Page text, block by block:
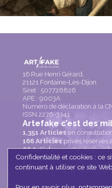
Footer
16 Rue Henri Gérard,
21121 Fontaine-Les-Dijon
Siret : 507726826
APE : 9003A
Numéro de déclaration à la
ISSN 2276-3341
Artefake c’est des
1,351 Articles en
166 Articles privés réservés
66 Articlesen attente de
Mis à jour le :4 août 2026 @
Confidentialité et cookies : ce
continuant à utiliser ce site